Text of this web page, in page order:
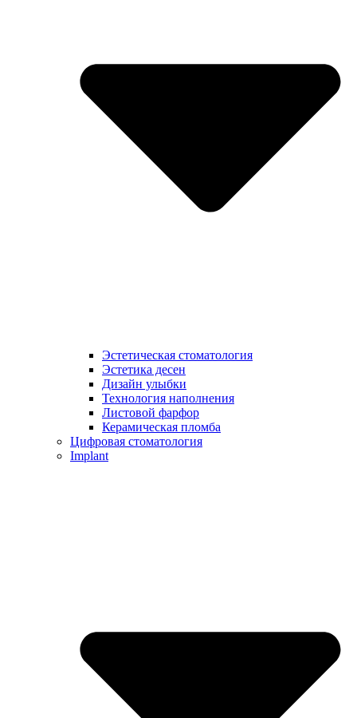
Эстетическая стоматология
Эстетика десен
Дизайн улыбки
Технология наполнения
Листовой фарфор
Керамическая пломба
Цифровая стоматология
Implant